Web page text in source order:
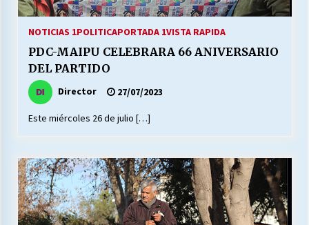
NOTICIAS 1POLITICAPORTADA 1VISTA RAPIDA
PDC-MAIPU CELEBRARA 66 ANIVERSARIO
DEL PARTIDO
Director 27/07/2023
Este miércoles 26 de julio […]